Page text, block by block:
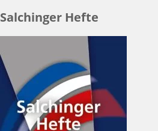
Salchinger Hefte